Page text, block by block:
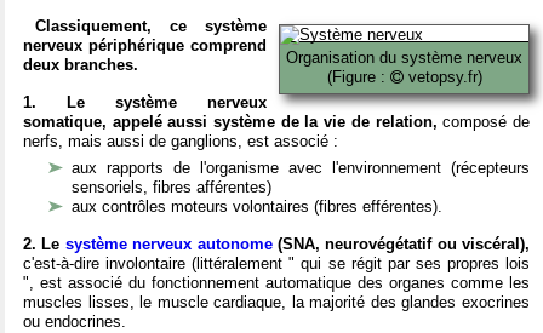
Organisation du système nerveux
(Figure :
vetopsy.fr)
Classiquement, ce système
nerveux périphérique comprend
deux branches.
1. Le système nerveux
somatique, appelé aussi système de la vie de relation, composé de
nerfs, mais aussi de ganglions, est associé :
aux rapports de l'organisme avec l'environnement (récepteurs
sensoriels, fibres afférentes)
aux contrôles moteurs volontaires (fibres efférentes).
2. Le système nerveux autonome(SNA, neurovégétatif ou viscéral),
c'est-à-dire involontaire (littéralement " qui se régit par ses propres lois
", est associé du fonctionnement automatique des organes comme les
muscles lisses, le muscle cardiaque, la majorité des glandes exocrines
ou endocrines.